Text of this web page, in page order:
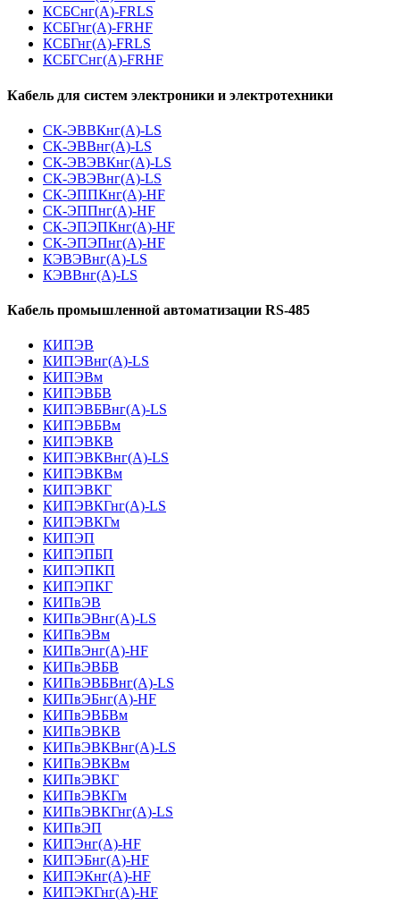
КСБСнг(А)-FRLS
КСБГнг(А)-FRHF
КСБГнг(А)-FRLS
КСБГСнг(А)-FRHF
Кабель для систем электроники и электротехники
СК-ЭВВКнг(А)-LS
СК-ЭВВнг(А)-LS
СК-ЭВЭВКнг(А)-LS
СК-ЭВЭВнг(А)-LS
СК-ЭППКнг(А)-HF
СК-ЭППнг(А)-HF
СК-ЭПЭПКнг(А)-HF
СК-ЭПЭПнг(А)-HF
КЭВЭВнг(А)-LS
КЭВВнг(А)-LS
Кабель промышленной автоматизации RS-485
КИПЭВ
КИПЭВнг(А)-LS
КИПЭВм
КИПЭВБВ
КИПЭВБВнг(А)-LS
КИПЭВБВм
КИПЭВКВ
КИПЭВКВнг(А)-LS
КИПЭВКВм
КИПЭВКГ
КИПЭВКГнг(А)-LS
КИПЭВКГм
КИПЭП
КИПЭПБП
КИПЭПКП
КИПЭПКГ
КИПвЭВ
КИПвЭВнг(А)-LS
КИПвЭВм
КИПвЭнг(А)-HF
КИПвЭВБВ
КИПвЭВБВнг(А)-LS
КИПвЭБнг(А)-HF
КИПвЭВБВм
КИПвЭВКВ
КИПвЭВКВнг(А)-LS
КИПвЭВКВм
КИПвЭВКГ
КИПвЭВКГм
КИПвЭВКГнг(А)-LS
КИПвЭП
КИПЭнг(А)-HF
КИПЭБнг(А)-HF
КИПЭКнг(А)-HF
КИПЭКГнг(А)-HF